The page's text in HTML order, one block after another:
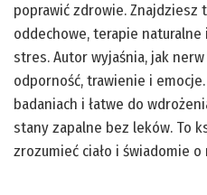
poprawić zdrowie. Znajdziesz
oddechowe, terapie
stres. Autor wyjaśnia, jak nerw
odporność, trawienie i
badaniach i łatwe do
stany zapalne bez leków. To
zrozumieć ciało i świadomie o